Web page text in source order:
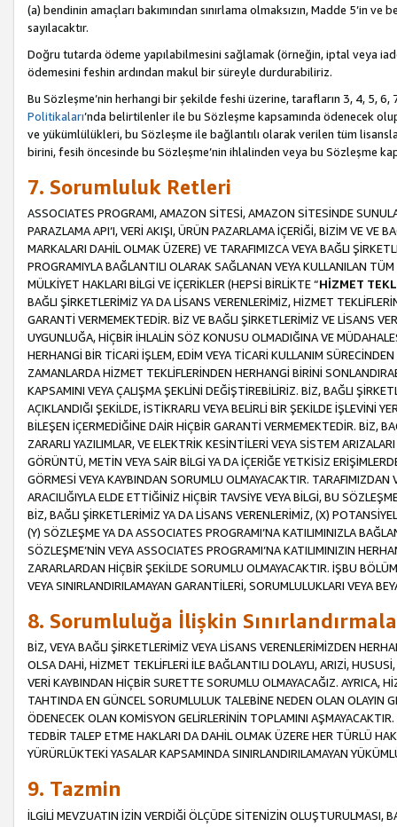
(a) bendinin amaçları bakımından sınırlama olmaksızın, Madde 5’in
sayılacaktır.
Doğru tutarda ödeme yapılabilmesini sağlamak (örneğin, iptal veya
ödemesini feshin ardından makul bir süreyle durdurabiliriz.
Bu Sözleşme’nin herhangi bir şekilde feshi üzerine, tarafların 3, 4, 5,
Politikaları’nda belirtilenler ile bu Sözleşme kapsamında ödenecek
ve yükümlülükleri, bu Sözleşme ile bağlantılı olarak verilen tüm
birini, fesih öncesinde bu Sözleşme’nin ihlalinden veya bu Sözleşme
7. Sorumluluk Retleri
ASSOCIATES PROGRAMI, AMAZON SİTESİ, AMAZON SİTESİNDE
PARAZLAMA API’I, VERİ AKIŞI, ÜRÜN PAZARLAMA İÇERİĞİ, BİZİM VE VE
MARKALARI DAHİL OLMAK ÜZERE) VE TARAFIMIZCA VEYA BAĞLI
PROGRAMIYLA BAĞLANTILI OLARAK SAĞLANAN VEYA KULLANILAN
MÜLKİYET HAKLARI BİLGİ VE İÇERİKLER (HEPSİ BİRLİKTE “HİZMET
BAĞLI ŞİRKETLERİMİZ YA DA LİSANS VERENLERİMİZ, HİZMET
GARANTİ VERMEMEKTEDİR. BİZ VE BAĞLI ŞİRKETLERİMİZ VE LİSANS
UYGUNLUĞA, HİÇBİR İHLALİN SÖZ KONUSU OLMADIĞINA VE
HERHANGİ BİR TİCARİ İŞLEM, EDİM VEYA TİCARİ KULLANIM
ZAMANLARDA HİZMET TEKLİFLERİNDEN HERHANGİ BİRİNİ
KAPSAMINI VEYA ÇALIŞMA ŞEKLİNİ DEĞİŞTİREBİLİRİZ. BİZ, BAĞLI
AÇIKLANDIĞI ŞEKİLDE, İSTİKRARLI VEYA BELİRLİ BİR ŞEKİLDE İŞLEVİNİ
BİLEŞEN İÇERMEDİĞİNE DAİR HİÇBİR GARANTİ VERMEMEKTEDİR. BİZ,
ZARARLI YAZILIMLAR, VE ELEKTRİK KESİNTİLERİ VEYA SİSTEM
GÖRÜNTÜ, METİN VEYA SAİR BİLGİ YA DA İÇERİĞE YETKİSİZ
GÖRMESİ VEYA KAYBINDAN SORUMLU OLMAYACAKTIR.
ARACILIĞIYLA ELDE ETTİĞİNİZ HİÇBİR TAVSİYE VEYA BİLGİ, BU
BİZ, BAĞLI ŞİRKETLERİMİZ YA DA LİSANS VERENLERİMİZ, (X)
(Y) SÖZLEŞME YA DA ASSOCIATES PROGRAMI’NA KATILIMINIZLA
SÖZLEŞME’NİN VEYA ASSOCIATES PROGRAMI’NA KATILIMINIZIN
ZARARLARDAN HİÇBİR ŞEKİLDE SORUMLU OLMAYACAKTIR. İŞBU
VEYA SINIRLANDIRILAMAYAN GARANTİLERİ, SORUMLULUKLARI VEYA
8. Sorumluluğa İlişkin
BİZ, VEYA BAĞLI ŞİRKETLERİMİZ VEYA LİSANS VERENLERİMİZDEN
OLSA DAHİ, HİZMET TEKLİFLERİ İLE BAĞLANTILI DOLAYLI, ARIZİ,
VERİ KAYBINDAN HİÇBİR SURETTE SORUMLU OLMAYACAĞIZ. AYRICA,
TAHTINDA EN GÜNCEL SORUMLULUK TALEBİNE NEDEN OLAN OLAYIN
ÖDENECEK OLAN KOMİSYON GELİRLERİNİN TOPLAMINI
TEDBİR TALEP ETME HAKLARI DA DAHİL OLMAK ÜZERE HER TÜRLÜ
YÜRÜRLÜKTEKİ YASALAR KAPSAMINDA SINIRLANDIRILAMAYAN
9. Tazmin
İLGİLİ MEVZUATIN İZİN VERDİĞİ ÖLÇÜDE SİTENİZİN OLUŞTURULMASI,